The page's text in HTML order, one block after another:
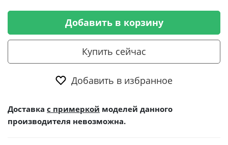
Добавить в корзину
Купить сейчас
Добавить в избранное
Доставка с примеркой моделей данного
производителя невозможна.